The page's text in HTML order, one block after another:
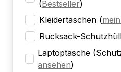
(Bestseller)
Kleidertaschen (
Rucksack-
Laptoptasche
ansehen)